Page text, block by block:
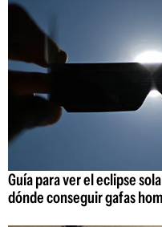
Guía para ver el eclipse
dónde conseguir gafas